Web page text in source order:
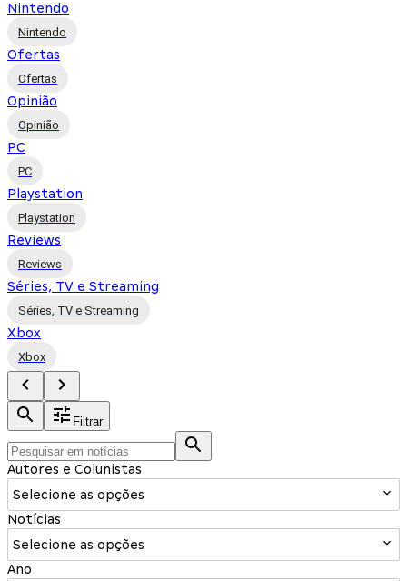
Nintendo
Nintendo
Ofertas
Ofertas
Opinião
Opinião
PC
PC
Playstation
Playstation
Reviews
Reviews
Séries, TV e Streaming
Séries, TV e Streaming
Xbox
Xbox
Filtrar
Autores e Colunistas
Selecione as opções
Notícias
Selecione as opções
Ano